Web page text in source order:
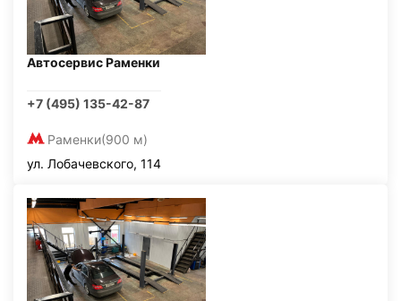
Автосервис Раменки
+7 (495) 135-42-87
Раменки(900 м)
ул. Лобачевского, 114